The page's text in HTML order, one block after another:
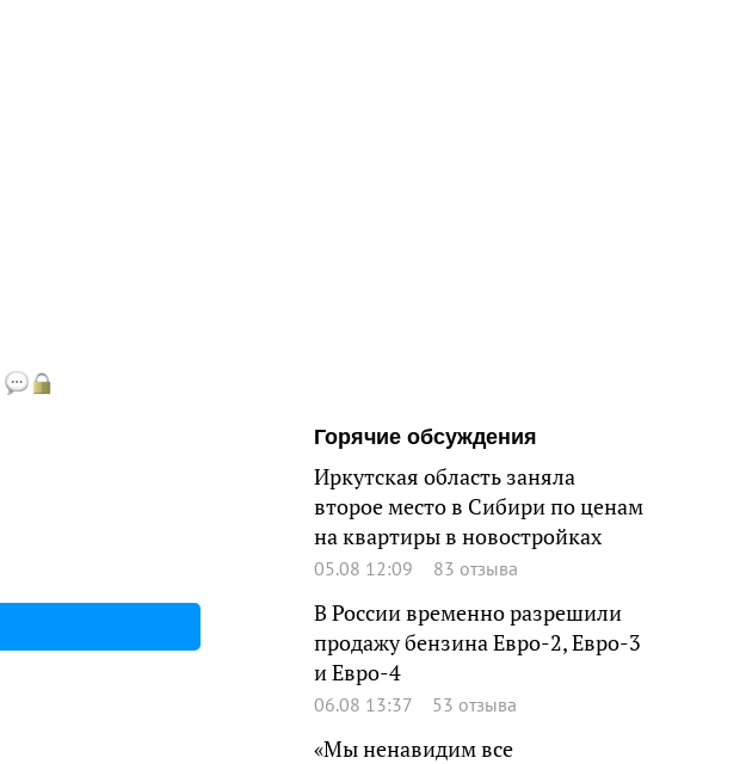
Горячие обсуждения
Иркутская область заняла
второе место в Сибири по ценам
на квартиры в новостройках
05.08 12:09 83 отзыва
В России временно разрешили
продажу бензина Евро-2, Евро-3
и Евро-4
06.08 13:37 53 отзыва
«Мы ненавидим все